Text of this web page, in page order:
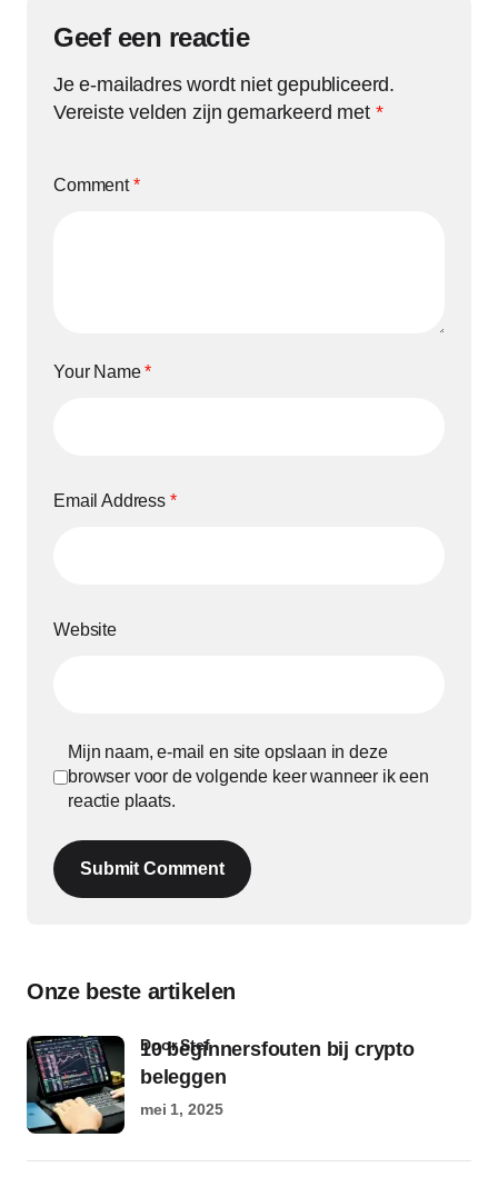
Geef een reactie
Je e-mailadres wordt niet gepubliceerd.
Vereiste velden zijn gemarkeerd met *
Comment*
Your Name*
Email Address *
Website
Mijn naam, e-mail en site opslaan in deze
browser voor de volgende keer wanneer ik een
reactie plaats.
Submit Comment
Onze beste artikelen
10 beginnersfouten bij crypto
beleggen
door Stef
mei 1, 2025